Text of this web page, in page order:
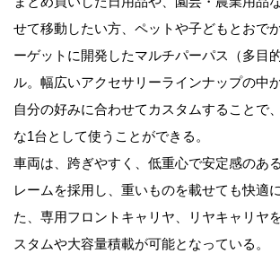
せて移動したい方、ペットや子どもとおで
ーゲットに開発したマルチパーパス（多目
ル。幅広いアクセサリーラインナップの中
自分の好みに合わせてカスタムすることで
な1台として使うことができる。
車両は、跨ぎやすく、低重心で安定感のあ
レームを採用し、重いものを載せても快適
た、専用フロントキャリヤ、リヤキャリヤ
スタムや大容量積載が可能となっている。